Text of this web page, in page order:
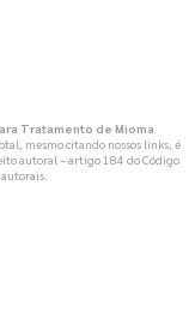
Tratamento de Mioma
mesmo citando nossos links, é
autoral – artigo 184 do Código
.